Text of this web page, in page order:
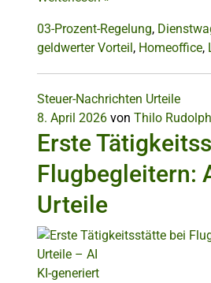
03-Prozent-Regelung,
geldwerter Vorteil, Homeoffice,
Steuer-Nachrichten Urteile
8. April 2026 von Thilo Rudolph
Erste
Flugbegleitern:
Urteile
KI-generiert